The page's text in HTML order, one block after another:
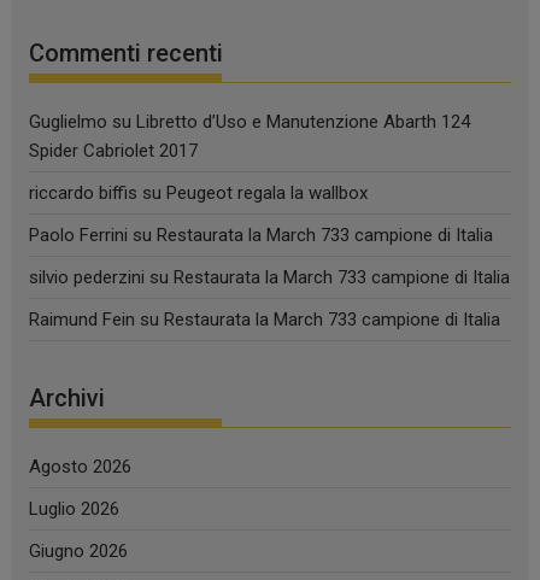
Commenti recenti
Guglielmo suLibretto d’Uso e Manutenzione Abarth 124
Spider Cabriolet 2017
riccardo biffis suPeugeot regala la wallbox
Paolo Ferrini suRestaurata la March 733 campione di Italia
silvio pederzini suRestaurata la March 733 campione di Italia
Raimund Fein suRestaurata la March 733 campione di Italia
Archivi
Agosto 2026
Luglio 2026
Giugno 2026